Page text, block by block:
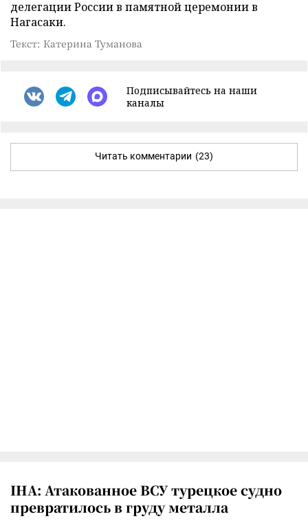
делегации России в памятной церемонии в
Нагасаки.
Текст: Катерина Туманова
Подписывайтесь на наши
каналы
Читать комментарии (23)
IHA: Атакованное ВСУ турецкое судно
превратилось в груду металла